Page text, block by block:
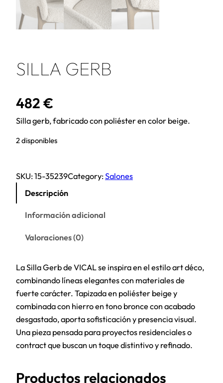
SILLA GERB
482 €
Silla gerb, fabricado con poliéster en color beige.
2 disponibles
SKU:15-35239Category:Salones
Descripción
Información adicional
Valoraciones (0)
La Silla Gerb de VICAL se inspira en el estilo art déco,
combinando líneas elegantes con materiales de
fuerte carácter. Tapizada en poliéster beige y
combinada con hierro en tono bronce con acabado
desgastado, aporta sofisticación y presencia visual.
Una pieza pensada para proyectos residenciales o
contract que buscan un toque distintivo y refinado.
Productos relacionados